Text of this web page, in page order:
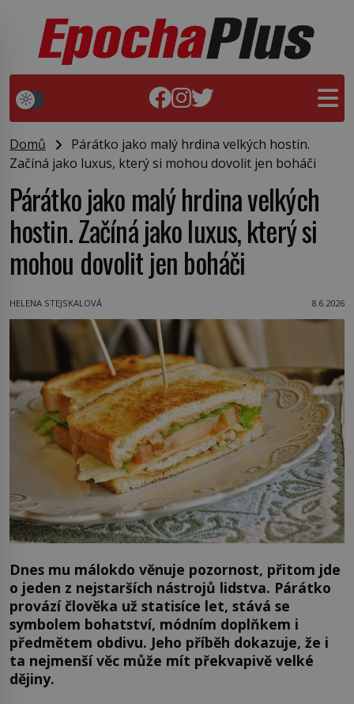
Domů
Párátko jako malý hrdina velkých hostin.
Začíná jako luxus, který si mohou dovolit jen boháči
Párátko jako malý hrdina velkých
hostin. Začíná jako luxus, který si
mohou dovolit jen boháči
HELENA STEJSKALOVÁ 8.6.2026
Dnes mu málokdo věnuje pozornost, přitom jde
o jeden z nejstarších nástrojů lidstva. Párátko
provází člověka už statisíce let, stává se
symbolem bohatství, módním doplňkem i
předmětem obdivu. Jeho příběh dokazuje, že i
ta nejmenší věc může mít překvapivě velké
dějiny.